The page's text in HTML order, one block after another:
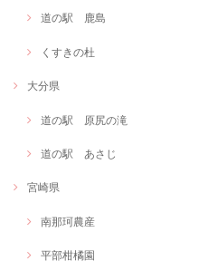
道の駅 鹿島
くすきの杜
大分県
道の駅 原尻の滝
道の駅 あさじ
宮崎県
南那珂農産
平部柑橘園